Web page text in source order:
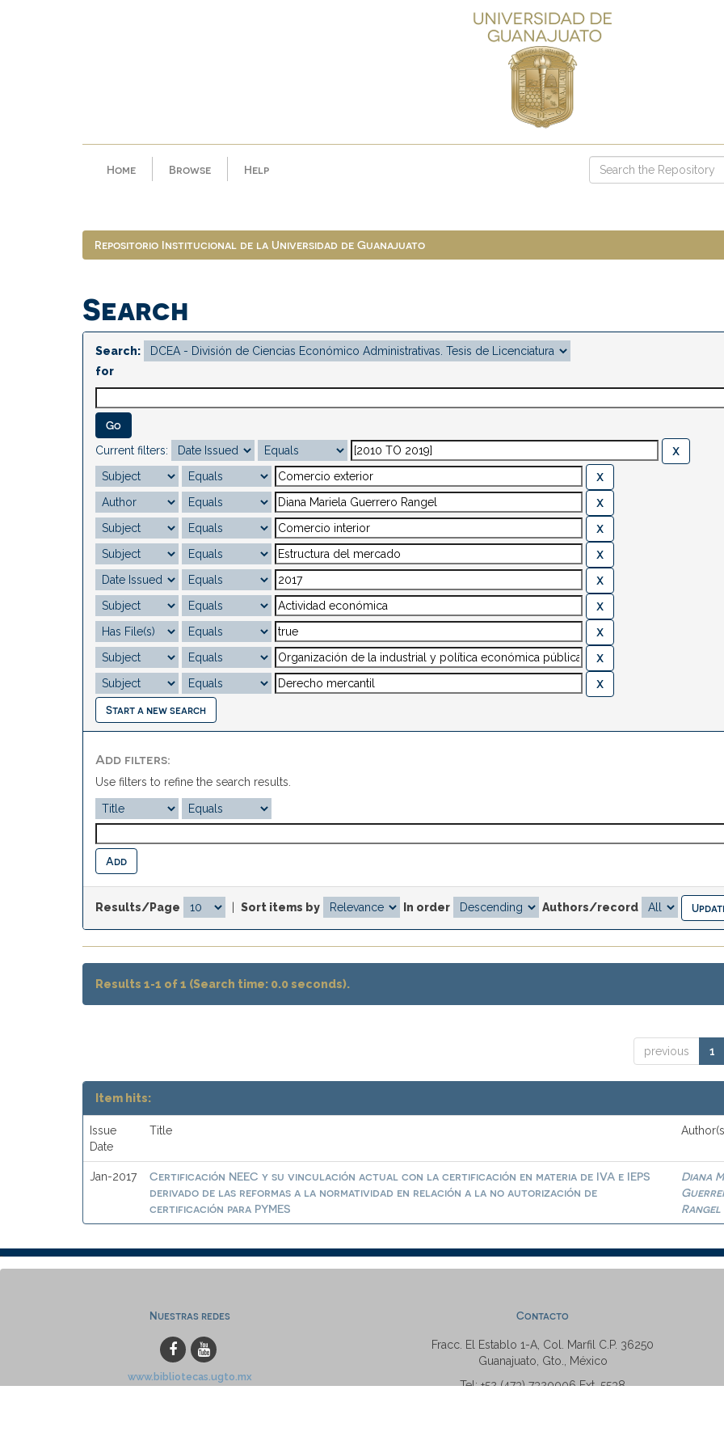
Home Browse Help
Repositorio Institucional de la Universidad de Guanajuato
Search
Search:
for
Current filters:
Start a new search
Add filters:
Use filters to refine the search results.
Results/Page Sort items by In order Authors/record
Results 1-1 of 1 (Search time: 0.0 seconds).
previous 1
Item hits:
Issue
Date
Title
Jan-2017
Certificación NEEC y su vinculación actual con la certificación en materia de IVA e IEPS
derivado de las reformas a la normatividad en relación a la no autorización de
certificación para PYMES
Diana
Rangel
Nuestras redes
www.bibliotecas.ugto.mx
Contacto
Fracc. El Establo 1-A, Col. Marfil C.P. 36250
Guanajuato, Gto., México
Tel: +52 (473) 7320006 Ext. 5538